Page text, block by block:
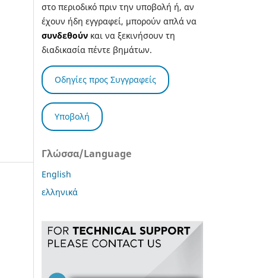
στο περιοδικό πριν την υποβολή ή, αν
έχουν ήδη εγγραφεί, μπορούν απλά να
συνδεθούν και να ξεκινήσουν τη
διαδικασία πέντε βημάτων.
Οδηγίες προς Συγγραφείς
Υποβολή
Γλώσσα/Language
English
ελληνικά